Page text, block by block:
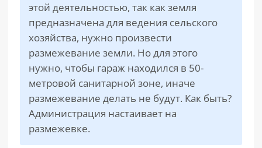
этой деятельностью, так как земля
предназначена для ведения сельского
хозяйства, нужно произвести
размежевание земли. Но для этого
нужно, чтобы гараж находился в 50-
метровой санитарной зоне, иначе
размежевание делать не будут. Как быть?
Администрация настаивает на
размежевке.